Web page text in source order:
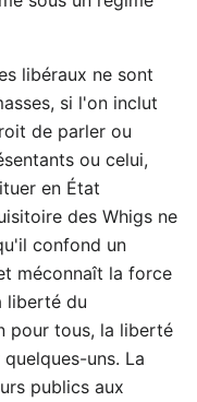
libéraux ne sont
si l'on inclut
de parler ou
ou celui,
en État
des Whigs ne
confond un
méconnaît la force
liberté du
pour tous, la liberté
uns. La
publics aux